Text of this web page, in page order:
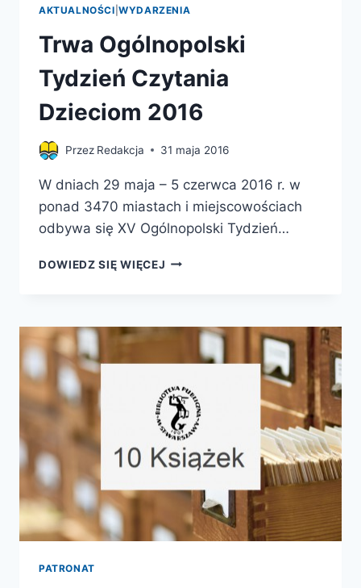
AKTUALNOŚCI |WYDARZENIA
Trwa Ogólnopolski
Tydzień Czytania
Dzieciom 2016
Przez Redakcja 31 maja 2016
W dniach 29 maja – 5 czerwca 2016 r. w
ponad 3470 miastach i miejscowościach
odbywa się XV Ogólnopolski Tydzień…
DOWIEDZ SIĘ WIĘCEJ TRWA
DZIECIOM
PATRONAT